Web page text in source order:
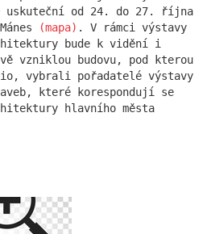
uskuteční od 24. do 27. října
(mapa) . V rámci výstavy
bude k vidění i
vzniklou budovu, pod kterou
vybrali pořadatelé výstavy
které korespondují se
hlavního města